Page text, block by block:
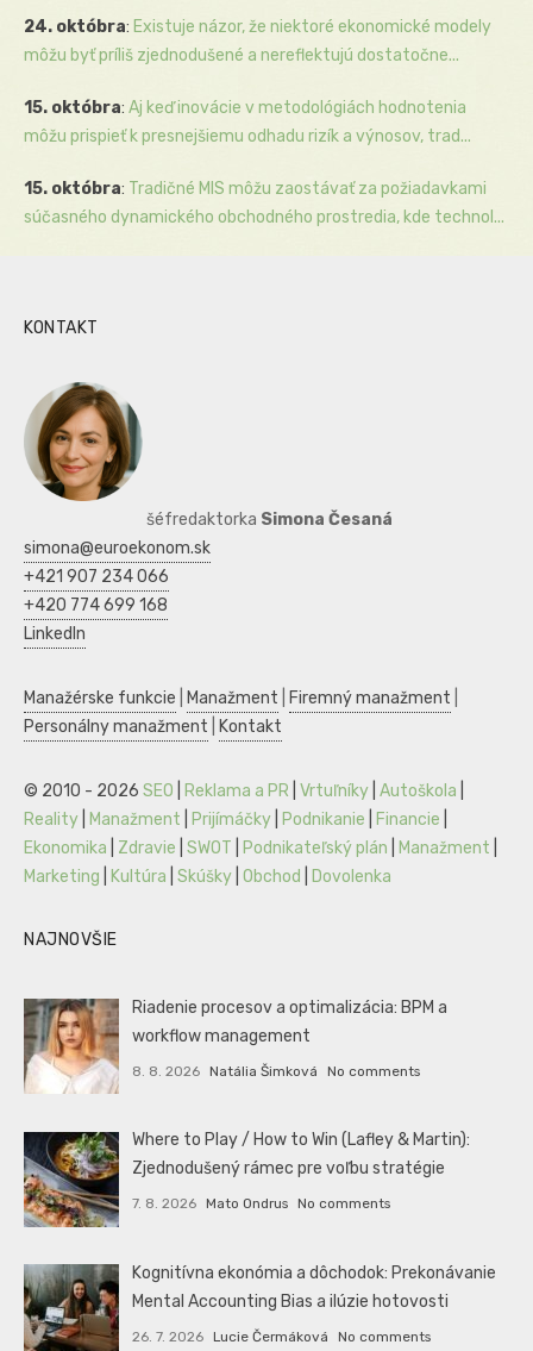
24. októbra: Existuje názor, že niektoré ekonomické modely
môžu byť príliš zjednodušené a nereflektujú dostatočne...
15. októbra: Aj keď inovácie v metodológiách hodnotenia
môžu prispieť k presnejšiemu odhadu rizík a výnosov, trad...
15. októbra: Tradičné MIS môžu zaostávať za požiadavkami
súčasného dynamického obchodného prostredia, kde technol...
KONTAKT
šéfredaktorka Simona Česaná
simona@euroekonom.sk
+421 907 234 066
+420 774 699 168
LinkedIn
Manažérske funkcie Manažment Firemný manažment
Personálny manažment
Kontakt
© 2010 - 2026 SEO Reklama a PR Vrtuľníky Autoškola
Reality
Manažment Prijímáčky Podnikanie Financie
Ekonomika
Zdravie SWOT Podnikateľský plán Manažment
Marketing
Kultúra Skúšky Obchod Dovolenka
NAJNOVŠIE
Riadenie procesov a optimalizácia: BPM a
workflow management
8. 8. 2026 Natália Šimková No comments
Where to Play / How to Win (Lafley & Martin):
Zjednodušený rámec pre voľbu stratégie
7. 8. 2026 Mato Ondrus No comments
Kognitívna ekonómia a dôchodok: Prekonávanie
Mental Accounting Bias a ilúzie hotovosti
26. 7. 2026 Lucie Čermáková No comments